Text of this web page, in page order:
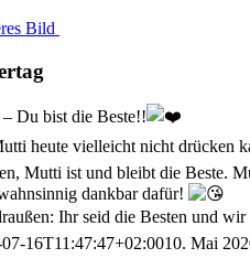
Bild
Du bist die Beste!!
heute vielleicht nicht drücken
Mutti ist und bleibt die Beste.
dankbar dafür!
Ihr seid die Besten und
16T11:47:47+02:0010. Mai